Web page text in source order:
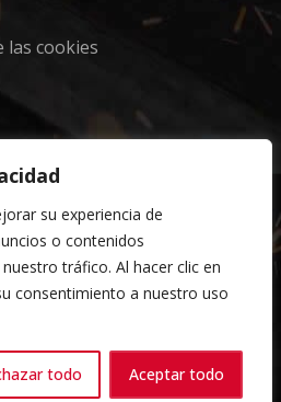
su experiencia de
o contenidos
tráfico. Al hacer clic en
consentimiento a nuestro uso
todo Aceptar todo
cookies